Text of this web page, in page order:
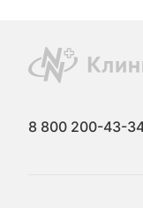
8 800 200-43-